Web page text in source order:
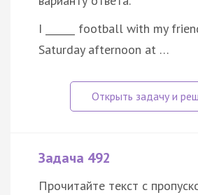
I ______ football with my
Saturday afternoon at …
Задача 492
Прочитайте текст с